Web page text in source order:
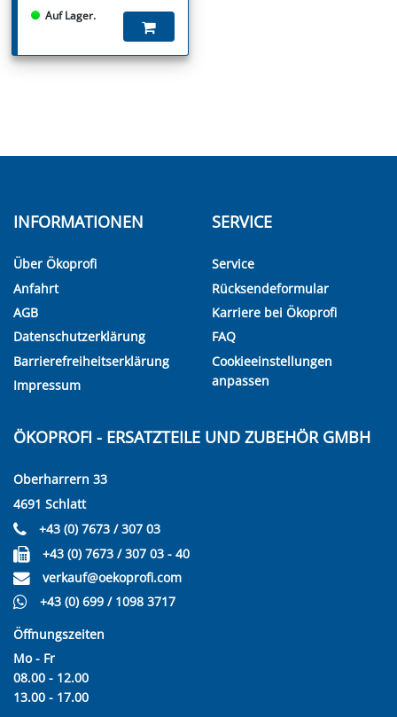
Auf Lager.
INFORMATIONEN
Über Ökoprofi
Anfahrt
AGB
Datenschutzerklärung
Barrierefreiheitserklärung
Impressum
SERVICE
Service
Rücksendeformular
Karriere bei Ökoprofi
FAQ
Cookieeinstellungen
anpassen
ÖKOPROFI - ERSATZTEILE UND ZUBEHÖR GMBH
Oberharrern 33
4691 Schlatt
+43 (0) 7673 / 307 03
+43 (0) 7673 / 307 03 - 40
verkauf@oekoprofi.com
+43 (0) 699 / 1098 3717
Öffnungszeiten
Mo - Fr
08.00 - 12.00
13.00 - 17.00